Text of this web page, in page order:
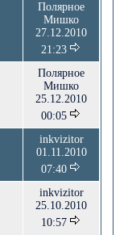
Полярное
Мишко
27.12.2010
21:23
Полярное
Мишко
25.12.2010
00:05
inkvizitor
01.11.2010
07:40
inkvizitor
25.10.2010
10:57